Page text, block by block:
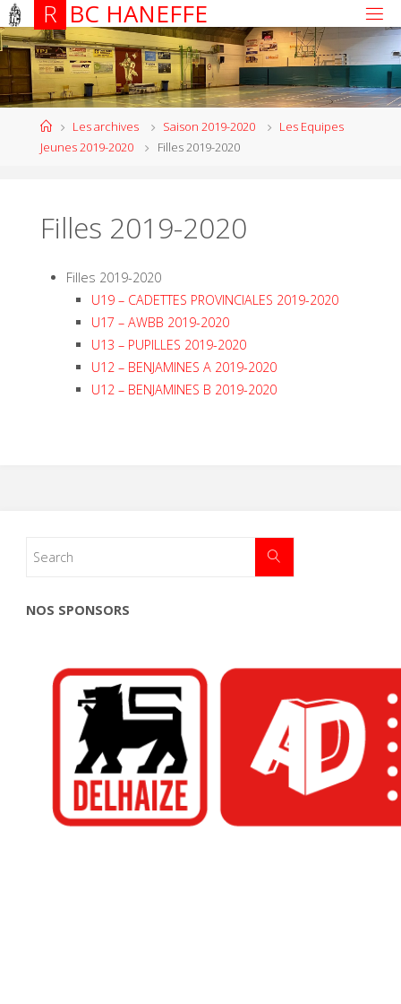
R BC HANEFFE
Les archives Saison 2019-2020
Les Equipes
Jeunes 2019-2020
Filles 2019-2020
Filles 2019-2020
Filles 2019-2020
U19 – CADETTES PROVINCIALES 2019-2020
U17 – AWBB 2019-2020
U13 – PUPILLES 2019-2020
U12 – BENJAMINES A 2019-2020
U12 – BENJAMINES B 2019-2020
NOS SPONSORS